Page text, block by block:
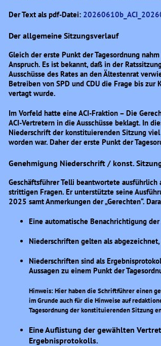
Der Text als pdf-Datei:
Der allgemeine Sitzungsverlauf
Gleich der erste Punkt der Tagesordnung
Anspruch. Es ist bekannt, daß in der
Ausschüsse des Rates an den Ältestenrat
Betreiben von SPD und CDU die Frage bis
vertagt wurde.
Im Vorfeld hatte eine ACI-Fraktion – Die
ACI-Vertretern in die Ausschüsse beklagt. In
Niederschrift der konstituierenden Sitzung
worden war. Daher der erste Punkt der
Genehmigung Niederschrift / konst.
Geschäftsführer Telli beantwortete
strittigen Fragen. Er unterstützte seine
2025 samt Anmerkungen der „Gerechten“.
Eine automatische Benachrichtigung
Niederschriften gelten als
Niederschriften sind als
Aussagen zu einem Punkt der
Hinweis: Hier haben die Schriftführer einen
im Grunde auch für die Hinweise auf
Tagesordnung der konstituierenden Sitzung
EineAuflistung der gewählten
Ergebnisprotokolls.